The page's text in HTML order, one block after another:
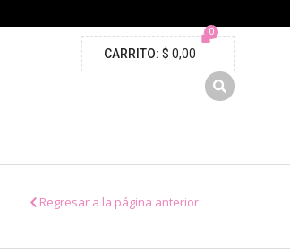
$ 0,00
Regresar a la página anterior